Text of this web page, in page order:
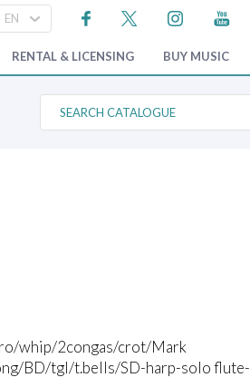
RENTAL & LICENSING BUY MUSIC
S
a
whip/2congas/crot/Mark
BD/tgl/t.bells/SD-harp-solo flute-